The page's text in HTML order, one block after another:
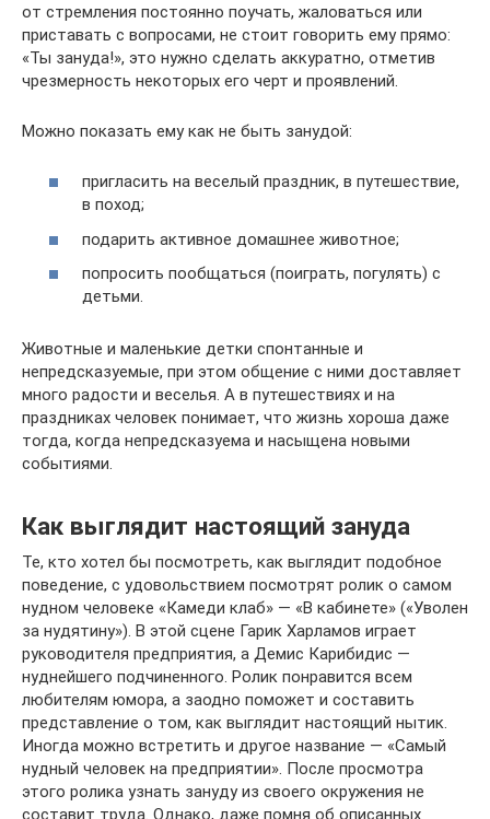
от стремления постоянно поучать, жаловаться или
приставать с вопросами, не стоит говорить ему прямо:
«Ты зануда!», это нужно сделать аккуратно, отметив
чрезмерность некоторых его черт и проявлений.
Можно показать ему как не быть занудой:
пригласить на веселый праздник, в путешествие,
в поход;
подарить активное домашнее животное;
попросить пообщаться (поиграть, погулять) с
детьми.
Животные и маленькие детки спонтанные и
непредсказуемые, при этом общение с ними доставляет
много радости и веселья. А в путешествиях и на
праздниках человек понимает, что жизнь хороша даже
тогда, когда непредсказуема и насыщена новыми
событиями.
Как выглядит настоящий зануда
Те, кто хотел бы посмотреть, как выглядит подобное
поведение, с удовольствием посмотрят ролик о самом
нудном человеке «Камеди клаб» — «В кабинете» («Уволен
за нудятину»). В этой сцене Гарик Харламов играет
руководителя предприятия, а Демис Карибидис —
нуднейшего подчиненного. Ролик понравится всем
любителям юмора, а заодно поможет и составить
представление о том, как выглядит настоящий нытик.
Иногда можно встретить и другое название — «Самый
нудный человек на предприятии». После просмотра
этого ролика узнать зануду из своего окружения не
составит труда. Однако, даже помня об описанных